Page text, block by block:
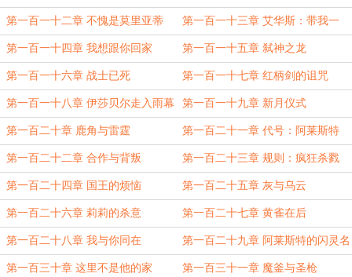
第一百一十二章 不愧是莫里亚蒂 第一百一十三章 艾华斯：带我一
个，我也来
第一百一十四章 我想跟你回家 第一百一十五章 弑神之龙
第一百一十六章 战士已死 第一百一十七章 红柄剑的诅咒
第一百一十八章 伊莎贝尔走入雨幕 第一百一十九章 新月仪式
第一百二十章 鹿角与雷霆 第一百二十一章 代号：阿莱斯特
第一百二十二章 合作与背叛 第一百二十三章 规则：疯狂杀戮
第一百二十四章 国王的烦恼 第一百二十五章 灰与乌云
第一百二十六章 莉莉的杀意 第一百二十七章 黄雀在后
第一百二十八章 我与你同在 第一百二十九章 阿莱斯特的闪灵名
场面
第一百三十章 这里不是他的家 第一百三十一章 魔釜与圣枪